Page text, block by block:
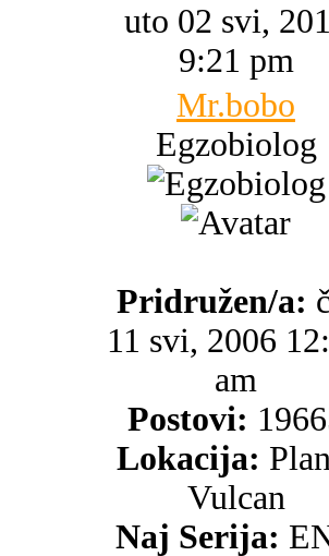
uto 02 svi,
9:21 pm
Mr.bobo
Egzobiolog
Pridružen/a:
11 svi, 2006
am
Postovi:
Lokacija:
Vulcan
Naj Serija: